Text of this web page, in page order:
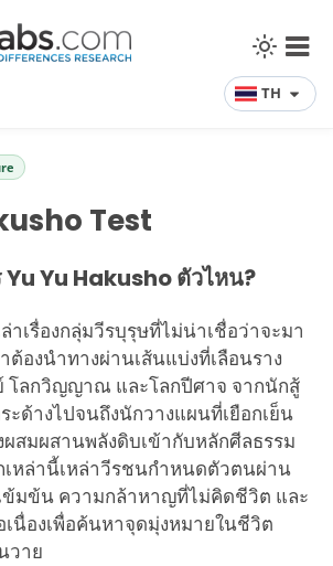
TH
Test
Yu Hakusho ตัวไหน?
ล่าเรื่องกลุ่มวีรบุรุษที่ไม่น่าเชื่อว่าจะมา
ต้องนำทางผ่านเส้นแบ่งที่เลือนราง
โลกวิญญาณ และโลกปีศาจ จากนักสู้
ด้างไปจนถึงนักวางแผนที่เยือกเย็น
สมผสานพลังดิบเข้ากับหลักศีลธรรม
เหล่านี้เหล่าวีรชนกำหนดตัวตนผ่าน
ข้มข้น ความกล้าหาญที่ไม่คิดชีวิต และ
นื่องเพื่อค้นหาจุดมุ่งหมายในชีวิต
วาย